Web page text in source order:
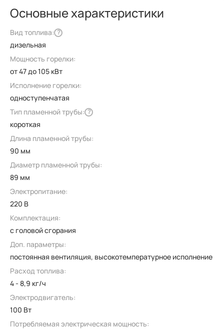
Основные характеристики
Вид топлива: ?
дизельная
Мощность горелки:
от 47 до 105 кВт
Исполнение горелки:
одноступенчатая
Тип пламенной трубы: ?
короткая
Длина пламенной трубы:
90 мм
Диаметр пламенной трубы:
89 мм
Электропитание:
220 В
Комплектация:
с головой сгорания
Доп. параметры:
постоянная вентиляция, высокотемпературное исполнение
Расход топлива:
4 - 8,9 кг/ч
Электродвигатель:
100 Вт
Потребляемая электрическая мощность: